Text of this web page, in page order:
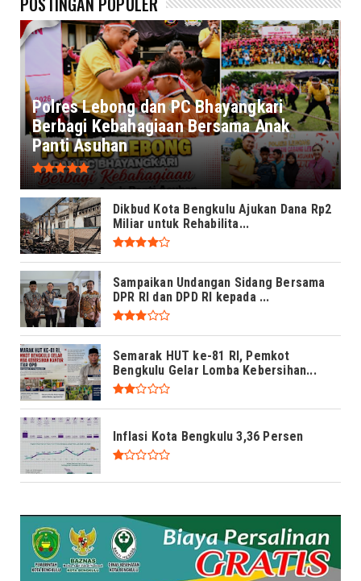
Polres Lebong dan PC Bhayangkari
Berbagi Kebahagiaan Bersama Anak
Panti Asuhan
Dikbud Kota Bengkulu Ajukan Dana Rp2
Miliar untuk Rehabilita...
Sampaikan Undangan Sidang Bersama
DPR RI dan DPD RI kepada ...
Semarak HUT ke-81 RI, Pemkot
Bengkulu Gelar Lomba Kebersihan...
Inflasi Kota Bengkulu 3,36 Persen